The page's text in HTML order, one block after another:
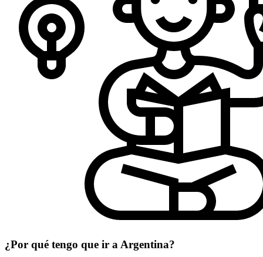
¿Por qué tengo que ir a Argentina?